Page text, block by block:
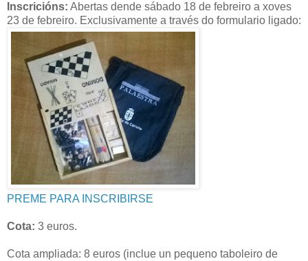
Inscricións: Abertas dende sábado 18 de febreiro a xoves
23 de febreiro. Exclusivamente a través do formulario ligado:
PREME PARA INSCRIBIRSE
Cota: 3 euros.
Cota ampliada: 8 euros (inclue un pequeno taboleiro de